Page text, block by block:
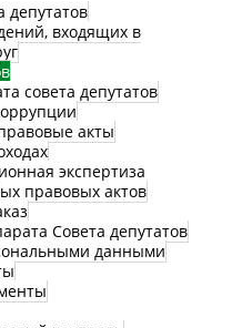
депутатов
входящих в
совета депутатов
акты
экспертиза
правовых актов
Совета депутатов
данными